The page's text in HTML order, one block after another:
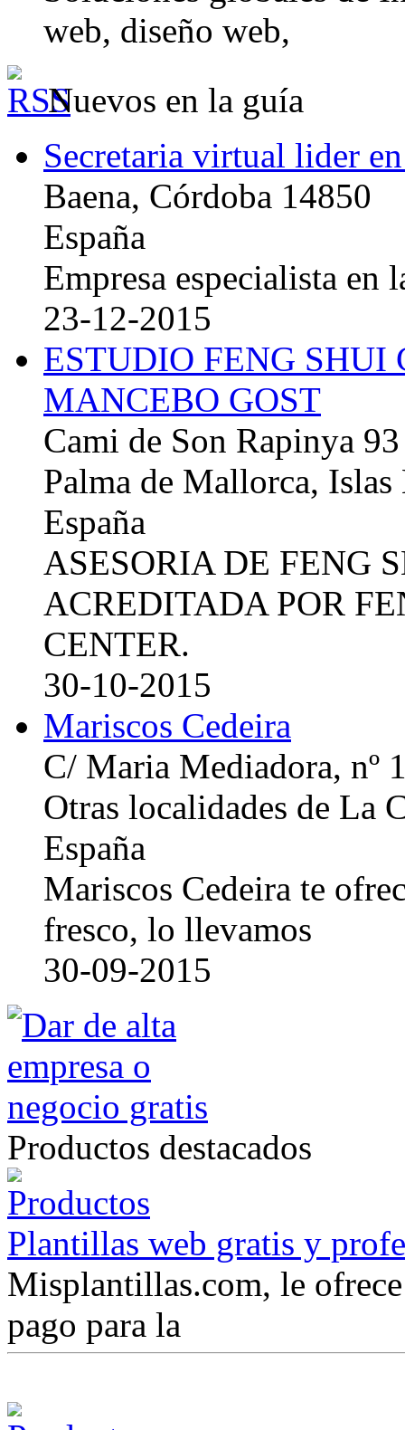
web, diseño web,
Nuevos en la guía
Secretaria virtual lider
Baena, Córdoba 14850
España
Empresa especialista en
23-12-2015
ESTUDIO FENG
MANCEBO GOST
Cami de Son Rapinya 93
Palma de Mallorca, Islas
España
ASESORIA DE FENG
ACREDITADA POR
CENTER.
30-10-2015
Mariscos Cedeira
C/ Maria Mediadora, nº
Otras localidades de La
España
Mariscos Cedeira te
fresco, lo llevamos
30-09-2015
Productos destacados
Plantillas web gratis y
Misplantillas.com, le
pago para la